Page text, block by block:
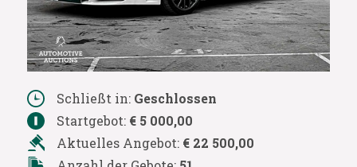
Schließt in: Geschlossen
Startgebot: € 5 000,00
Aktuelles Angebot: € 22 500,00